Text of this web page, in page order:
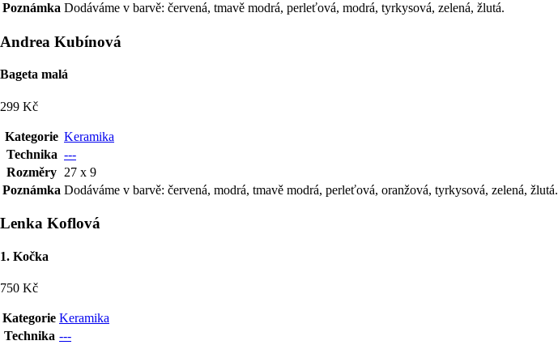
Poznámka Dodáváme v barvě: červená, tmavě modrá, perleťová, modrá, tyrkysová, zelená, žlutá.
Andrea Kubínová
Bageta malá
299 Kč
Kategorie Keramika
Technika ---
Rozměry 27 x 9
Poznámka Dodáváme v barvě: červená, modrá, tmavě modrá, perleťová, oranžová, tyrkysová, zelená, žlutá.
Lenka Koflová
1. Kočka
750 Kč
Kategorie Keramika
Technika ---